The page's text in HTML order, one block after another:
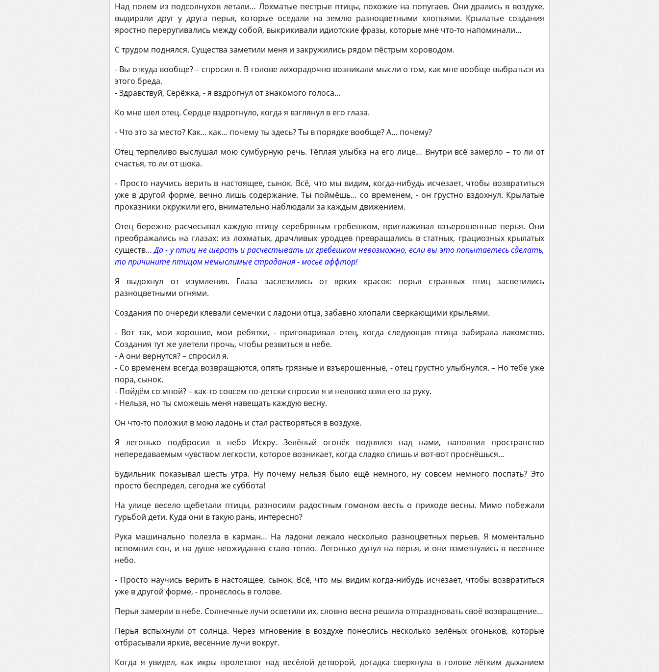
Над полем из подсолнухов летали… Лохматые пестрые птицы, похожие на попугаев. Они дрались в воздухе,
выдирали друг у друга перья, которые оседали на землю разноцветными хлопьями. Крылатые создания
яростно переругивались между собой, выкрикивали идиотские фразы, которые мне что-то напоминали…
С трудом поднялся. Существа заметили меня и закружились рядом пёстрым хороводом.
- Вы откуда вообще? – спросил я. В голове лихорадочно возникали мысли о том, как мне вообще выбраться из
этого бреда.
- Здравствуй, Серёжка, - я вздрогнул от знакомого голоса…
Ко мне шел отец. Сердце вздрогнуло, когда я взглянул в его глаза.
- Что это за место? Как… как… почему ты здесь? Ты в порядке вообще? А… почему?
Отец терпеливо выслушал мою сумбурную речь. Тёплая улыбка на его лице… Внутри всё замерло – то ли от
счастья, то ли от шока.
- Просто научись верить в настоящее, сынок. Всё, что мы видим, когда-нибудь исчезает, чтобы возвратиться
уже в другой форме, вечно лишь содержание. Ты поймёшь… со временем, - он грустно вздохнул. Крылатые
проказники окружили его, внимательно наблюдали за каждым движением.
Отец бережно расчесывал каждую птицу серебряным гребешком, приглаживал взъерошенные перья. Они
преображались на глазах: из лохматых, драчливых уродцев превращались в статных, грациозных крылатых
существ…Да - у птиц не шерсть и расчестывать их гребешком невозможно, если вы это попытаетесь сделать,
то причините птицам немыслимые страдания - мосье аффтор!
Я выдохнул от изумления. Глаза заслезились от ярких красок: перья странных птиц засветились
разноцветными огнями.
Создания по очереди клевали семечки с ладони отца, забавно хлопали сверкающими крыльями.
- Вот так, мои хорошие, мои ребятки, - приговаривал отец, когда следующая птица забирала лакомство.
Создания тут же улетели прочь, чтобы резвиться в небе.
- А они вернутся? – спросил я.
- Со временем всегда возвращаются, опять грязные и взъерошенные, - отец грустно улыбнулся. – Но тебе уже
пора, сынок.
- Пойдём со мной? – как-то совсем по-детски спросил я и неловко взял его за руку.
- Нельзя, но ты сможешь меня навещать каждую весну.
Он что-то положил в мою ладонь и стал растворяться в воздухе.
Я легонько подбросил в небо Искру. Зелёный огонёк поднялся над нами, наполнил пространство
непередаваемым чувством легкости, которое возникает, когда сладко спишь и вот-вот проснёшься…
Будильник показывал шесть утра. Ну почему нельзя было ещё немного, ну совсем немного поспать? Это
просто беспредел, сегодня же суббота!
На улице весело щебетали птицы, разносили радостным гомоном весть о приходе весны. Мимо побежали
гурьбой дети. Куда они в такую рань, интересно?
Рука машинально полезла в карман… На ладони лежало несколько разноцветных перьев. Я моментально
вспомнил сон, и на душе неожиданно стало тепло. Легонько дунул на перья, и они взметнулись в весеннее
небо.
- Просто научись верить в настоящее, сынок. Всё, что мы видим когда-нибудь исчезает, чтобы возвратиться
уже в другой форме, - пронеслось в голове.
Перья замерли в небе. Солнечные лучи осветили их, словно весна решила отпраздновать своё возвращение…
Перья вспыхнули от солнца. Через мгновение в воздухе понеслись несколько зелёных огоньков, которые
отбрасывали яркие, весенние лучи вокруг.
Когда я увидел, как икры пролетают над весёлой детворой, догадка сверкнула в голове лёгким дыханием